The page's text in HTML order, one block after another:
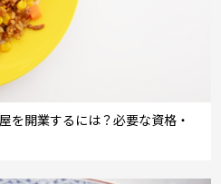
を開業するには？必要な資格・